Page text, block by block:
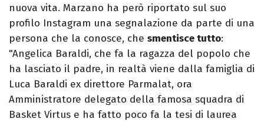
nuova vita. Marzano ha però riportato sul suo
profilo Instagram una segnalazione da parte di una
persona che la conosce, che smentisce tutto:
"Angelica Baraldi, che fa la ragazza del popolo che
ha lasciato il padre, in realtà viene dalla famiglia di
Luca Baraldi ex direttore Parmalat, ora
Amministratore delegato della famosa squadra di
Basket Virtus e ha fatto poco fa la tesi di laurea